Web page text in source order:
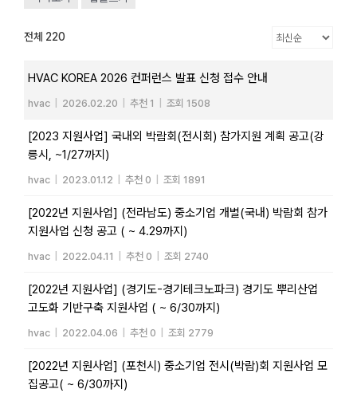
전체 220
HVAC KOREA 2026 컨퍼런스 발표 신청 접수 안내
hvac 2026.02.20 추천 1 조회 1508
[2023 지원사업] 국내외 박람회(전시회) 참가지원 계획 공고(강
릉시, ~1/27까지)
hvac 2023.01.12 추천 0 조회 1891
[2022년 지원사업] (전라남도) 중소기업 개별(국내) 박람회 참가
지원사업 신청 공고 ( ~ 4.29까지)
hvac 2022.04.11 추천 0 조회 2740
[2022년 지원사업] (경기도-경기테크노파크) 경기도 뿌리산업
고도화 기반구축 지원사업 ( ~ 6/30까지)
hvac 2022.04.06 추천 0 조회 2779
[2022년 지원사업] (포천시) 중소기업 전시(박람)회 지원사업 모
집공고( ~ 6/30까지)